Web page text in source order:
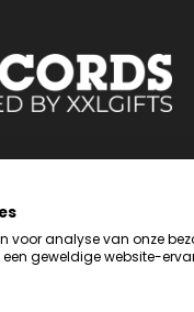
Over ons
Meest
voor analyse van onze
geweldige website-